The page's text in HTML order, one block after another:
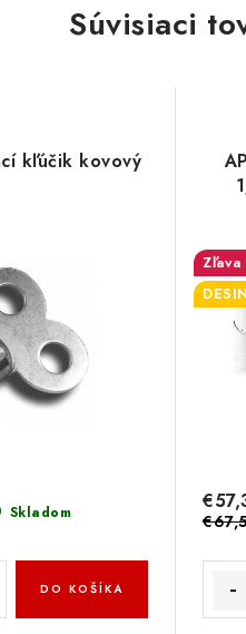
Súvisiaci
kľúčik kovový
Skladom
DO KOŠÍKA